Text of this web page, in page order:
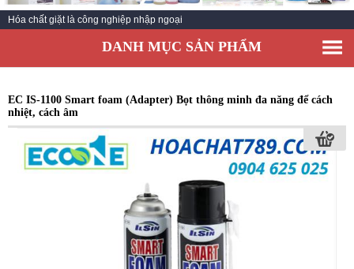
TIN TỨC
SẢN PHẨM
Hóa chất giặt là công nghiệp nhập ngoại
DANH MỤC SẢN PHẨM
EC IS-1100 Smart foam (Adapter) Bọt thông minh đa năng để cách
nhiệt, cách âm